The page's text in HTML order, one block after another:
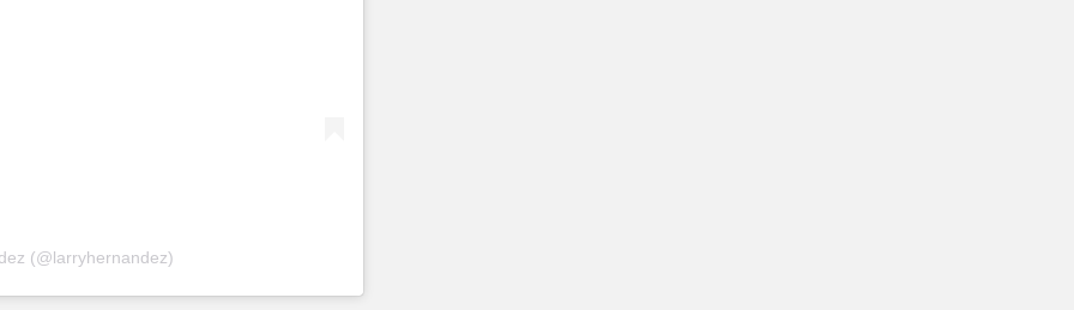
(@larryhernandez)